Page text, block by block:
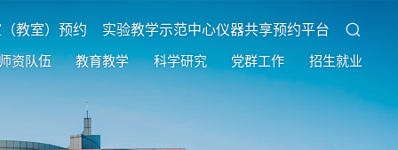
教室）预约 实验教学示范中心仪器共享预约平台
资队伍 教育教学 科学研究 党群工作 招生就业